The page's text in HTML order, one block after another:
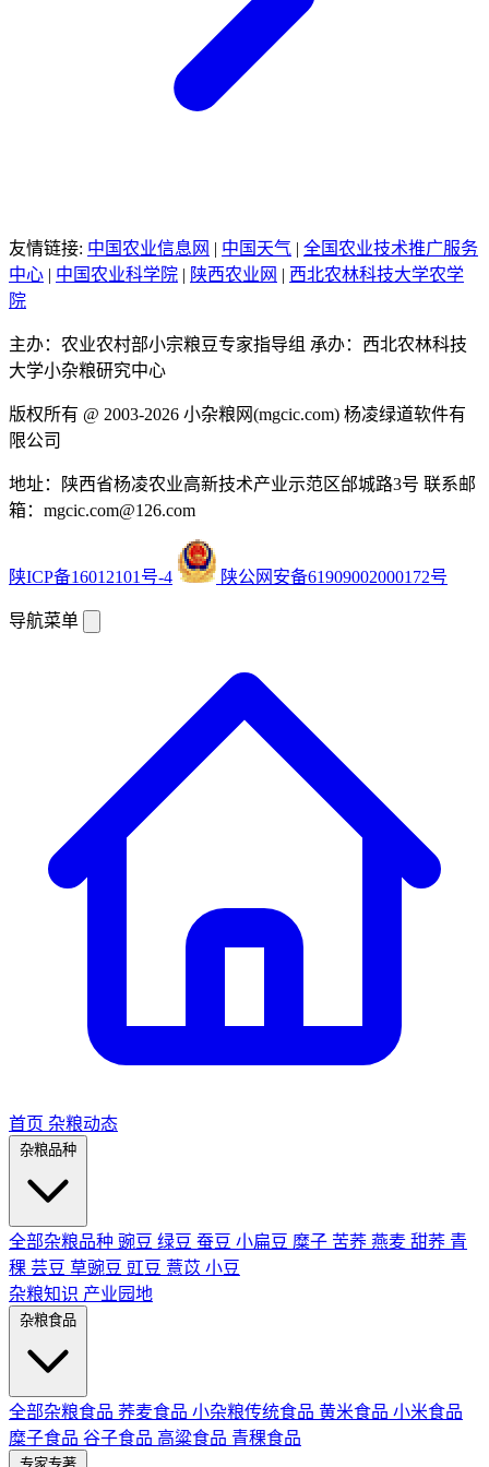
友情链接: 中国农业信息网 | 中国天气 | 全国农业技术推广服务
中心 | 中国农业科学院 | 陕西农业网 | 西北农林科技大学农学
院
主办：农业农村部小宗粮豆专家指导组 承办：西北农林科技
大学小杂粮研究中心
版权所有 @ 2003-2026 小杂粮网(mgcic.com) 杨凌绿道软件有
限公司
地址：陕西省杨凌农业高新技术产业示范区邰城路3号 联系邮
箱：mgcic.com@126.com
陕ICP备16012101号-4 陕公网安备61909002000172号
导航菜单
首页 杂粮动态
杂粮品种
全部杂粮品种 豌豆 绿豆 蚕豆 小扁豆 糜子 苦荞 燕麦 甜荞 青
稞 芸豆 草豌豆 豇豆 薏苡 小豆
杂粮知识 产业园地
杂粮食品
全部杂粮食品 荞麦食品 小杂粮传统食品 黄米食品 小米食品
糜子食品 谷子食品 高粱食品 青稞食品